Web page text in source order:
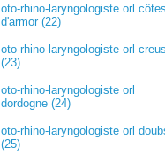
oto-rhino-laryngologiste orl
d'armor (22)
oto-rhino-laryngologiste orl
(23)
oto-rhino-laryngologiste orl
dordogne (24)
oto-rhino-laryngologiste orl
(25)